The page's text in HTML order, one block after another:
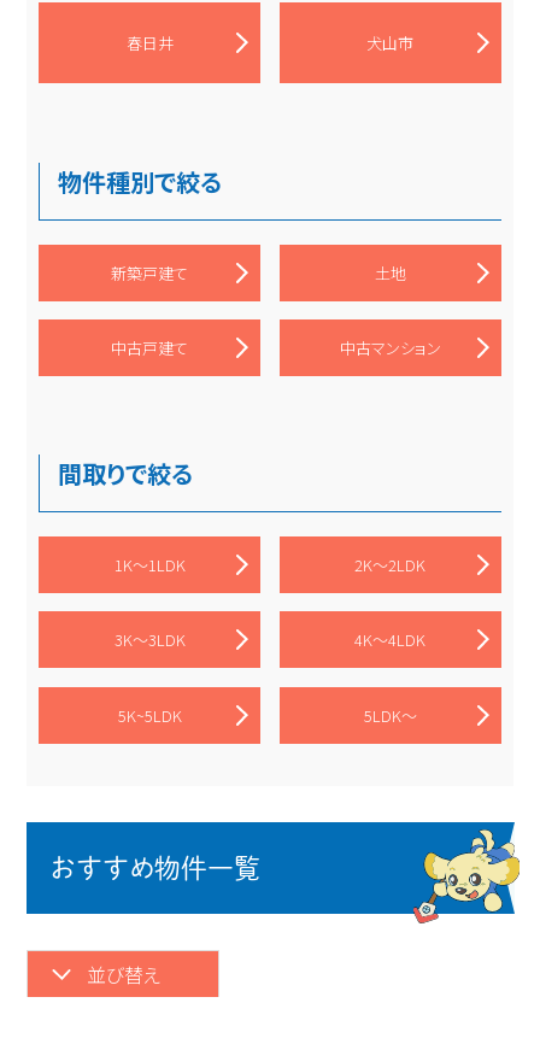
春日井 犬山市
物件種別で絞る
新築戸建て 土地
中古戸建て 中古マンション
間取りで絞る
1K～1LDK 2K～2LDK
3K～3LDK 4K～4LDK
5K~5LDK 5LDK～
おすすめ物件一覧
並び替え